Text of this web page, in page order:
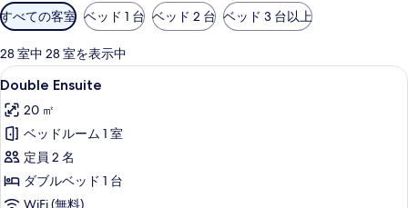
利
用
可
能
な
客
室
の
り
すべての客室 ベッド 1 台 ベッド 2 台 ベッド 3 台以上
28 室中 28 室を表示中
Double
Ensuite
の
す
べ
て
7
Double Ensuite
20 ㎡
ベッドルーム 1 室
定員 2 名
ダブルベッド 1 台
WiFi (無料)